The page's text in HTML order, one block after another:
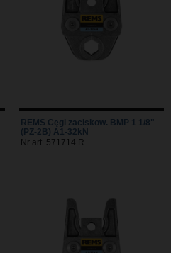
REMS Cęgi zaciskow. BMP 1 1/8"
(PZ-2B) A1-32kN
Nr art. 571714 R